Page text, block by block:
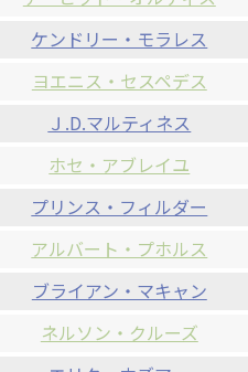
ケンドリー・モラレス
ヨエニス・セスペデス
Ｊ.D.マルティネス
ホセ・アブレイユ
プリンス・フィルダー
アルバート・プホルス
ブライアン・マキャン
ネルソン・クルーズ